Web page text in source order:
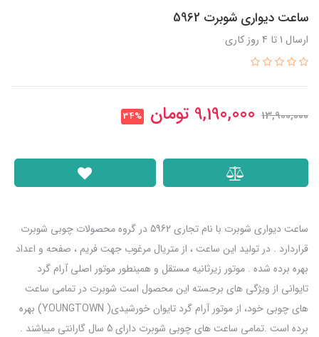
ساعت دیواری شوبرت 5962
ارسال 1 تا 4 روز کاری
13,900,000
9,190,000 تومان 34%
ساعت دیواری شوبرت با نام تجاری 5962 در گروه محصولات چوبی شوبرت
قراردارد . در تولید این ساعت ، از متریال مرغوب جهت فریم ، صفحه و اعداد
بهره برده شده . موتور زیرثانیه مستقل و همینطور موتور اصلی آرام گرد
تایوانی از ویژگی های برجسته این محصول است شوبرت در تمامی ساعت
های چوبی خود، از موتور آرام گرد تایوان خورشیدی( YOUNGTOWN) بهره
برده است .تمامی ساعت های چوبی شوبرت دارای 5 سال گارانتی میباشند .